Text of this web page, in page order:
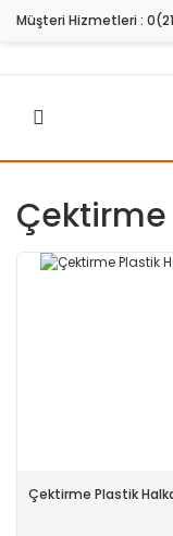
Müşteri Hizmetleri :
Çektirme
Çektirme Plastik